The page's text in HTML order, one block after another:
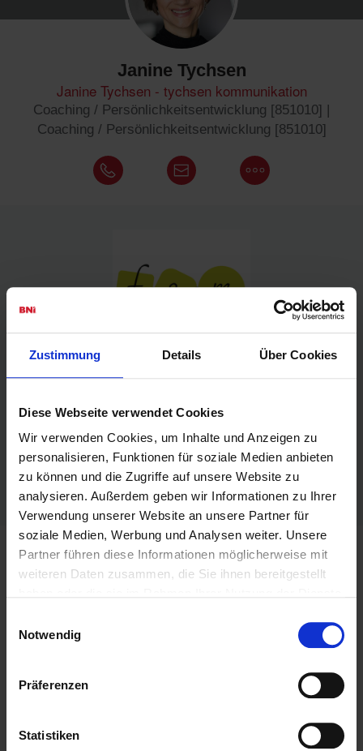
Zustimmung Details Über Cookies
Diese Webseite verwendet Cookies
Wir verwenden Cookies, um Inhalte und Anzeigen zu
personalisieren, Funktionen für soziale Medien anbieten
zu können und die Zugriffe auf unsere Website zu
analysieren. Außerdem geben wir Informationen zu Ihrer
Verwendung unserer Website an unsere Partner für
soziale Medien, Werbung und Analysen weiter. Unsere
Partner führen diese Informationen möglicherweise mit
weiteren Daten zusammen, die Sie ihnen bereitgestellt
Notwendig
Präferenzen
Statistiken
Janine Tychsen
Janine Tychsen - tychsen kommunikation
Coaching / Persönlichkeitsentwicklung [851010] |
Coaching / Persönlichkeitsentwicklung [851010]
Janine Tychsen - tychsen kommunikation
Straße 52a 49
13158 Berlin
janine@tychsen-kommunikation.de
fem-by-janine.com
Mein Business
ESSENZENTFALTUNG
Vom perfekten Funktionieren zur souveränen
Und doch stecken viele fest im „goldenen Hamsterrad“
das System perfekt - doch verlieren zunehmend
Energie und Wirksamkeit.